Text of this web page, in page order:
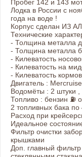
Пробег 142 и 143
Лодка в России с
года на воде !
Корпус сделан ИЗ
Технические
- Толщина металла
- Толщина металла
- Килеватость
- Килеватость на
- Килеватость
Двигатель :
Водомёты : 2 штуки ,
Топливо : бензин ⛽️
2 топливных бака
Расход при
Идеальное
Фильтр очистки
крышками
Доп. главный